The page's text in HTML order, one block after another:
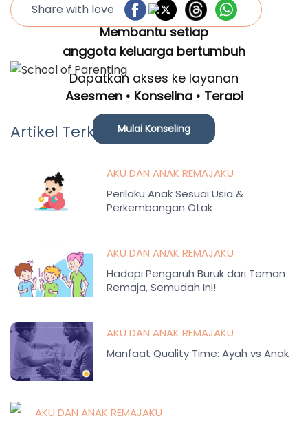
Share with love
Membantu setiap
anggota keluarga bertumbuh
Dapatkan akses ke layanan
Asesmen • Konseling • Terapi
Mulai Konseling
Artikel Terkait
AKU DAN ANAK REMAJAKU
Perilaku Anak Sesuai Usia &
Perkembangan Otak
AKU DAN ANAK REMAJAKU
Hadapi Pengaruh Buruk dari Teman
Remaja, Semudah Ini!
AKU DAN ANAK REMAJAKU
Manfaat Quality Time: Ayah vs Anak
AKU DAN ANAK REMAJAKU